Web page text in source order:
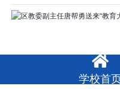

学校首